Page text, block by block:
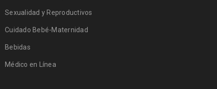
Sexualidad y Reproductivos
Cuidado Bebé-Maternidad
Bebidas
Médico en Línea